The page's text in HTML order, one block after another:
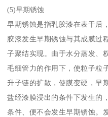
(5)早期锈蚀
早期锈蚀是指乳胶漆在表干后
胶漆发生早期锈蚀与其成膜过
子聚结实现。由于水分蒸发、
毛细管力的作用下，使粒子粒
升子链的扩散，使膜变硬，早
盐经漆膜浸出的条件下发生的
条件、便不会发生早期锈蚀。